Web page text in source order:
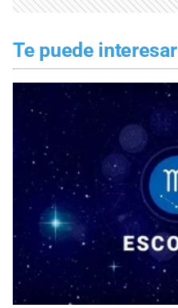
Te puede interesar